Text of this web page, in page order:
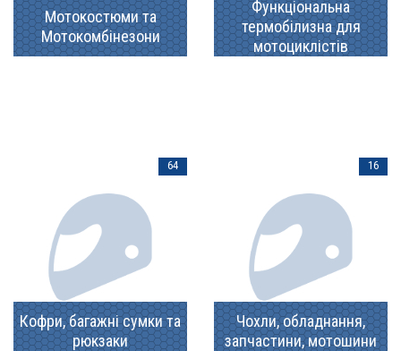
Мотокостюми та
Мотокомбінезони
Функціональна
термобілизна для
мотоциклістів
Кофри, багажні сумки та
рюкзаки
64
Чохли, обладнання,
запчастини, мотошини
16